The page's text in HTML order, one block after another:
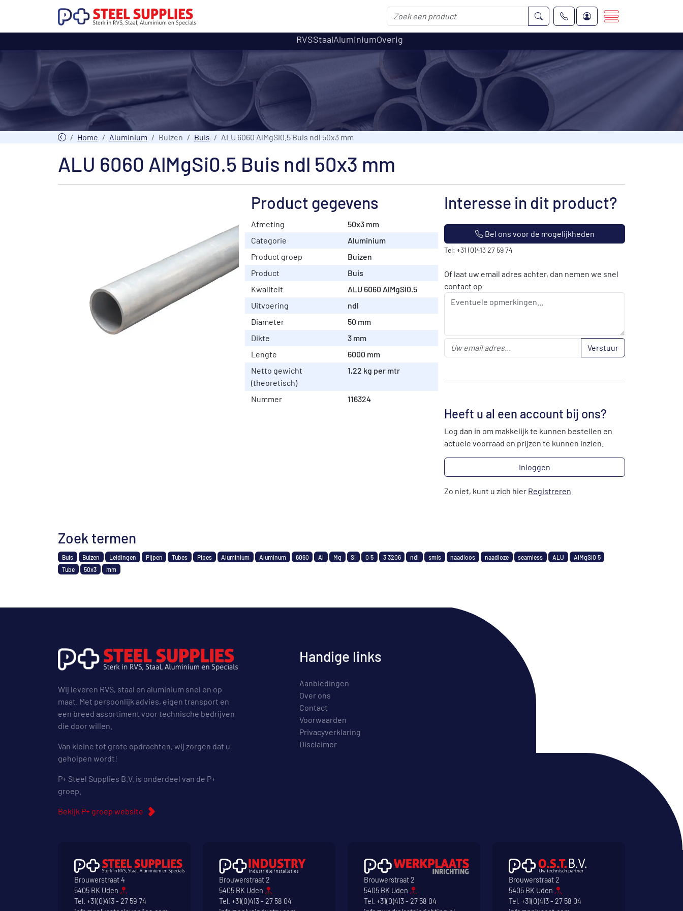
RVSStaalAluminiumOverig
Home Aluminium Buizen Buis ALU 6060 AlMgSi0.5 Buis ndl 50x3 mm
ALU 6060 AlMgSi0.5 Buis ndl 50x3 mm
Product gegevens
Afmeting
50x3 mm
Categorie
Aluminium
Product groep
Buizen
Product
Buis
Kwaliteit
ALU 6060 AlMgSi0.5
Uitvoering
ndl
Diameter
50 mm
Dikte
3 mm
Lengte
6000 mm
Netto gewicht
(theoretisch)
1,22 kg per mtr
Nummer 116324
Interesse in dit product?
Bel ons voor de mogelijkheden
Tel: +31 (0)413 27 59 74
Of laat uw email adres achter, dan nemen we snel
contact op
Verstuur
Heeft u al een account bij ons?
Log dan in om makkelijk te kunnen bestellen en
actuele voorraad en prijzen te kunnen inzien.
Inloggen
Zo niet, kunt u zich hier Registreren
Zoek termen
Buis Buizen Leidingen Pijpen Tubes Pipes Aluminium Aluminum 6060 Al Mg Si 0.5 3.3206 ndl smls naadloos naadloze seamless ALU
AlMgSi0.5
Tube
50x3 mm
Wij leveren RVS, staal en aluminium snel en op
maat. Met persoonlijk advies, eigen transport en
een breed assortiment voor technische bedrijven
die door willen.
Van kleine tot grote opdrachten, wij zorgen dat u
geholpen wordt!
P+ Steel Supplies B.V. is onderdeel van de P+
groep.
Bekijk P+ groep website
Handige links
Aanbiedingen
Over ons
Contact
Voorwaarden
Privacyverklaring
Disclaimer
Brouwerstraat 4
5405 BK Uden
Tel. +31(0)413 - 27 59 74
Brouwerstraat 2
5405 BK Uden
Tel. +31(0)413 - 27 58 04
Brouwerstraat 2
5405 BK Uden
Tel. +31(0)413 - 27 58 04
Brouwerstraat 2
5405 BK Uden
Tel. +31(0)413 - 27 58 04